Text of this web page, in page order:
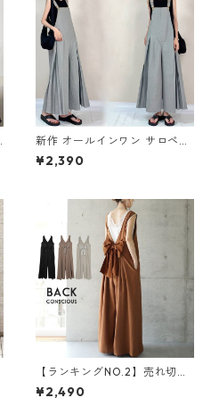
新作 オールインワン サロペッ
トパンツ m-462
¥2,390
【ランキングNO.2】売れ切れ
必至 バックリボン4色展開 オ
ールインワン m-385
¥2,490